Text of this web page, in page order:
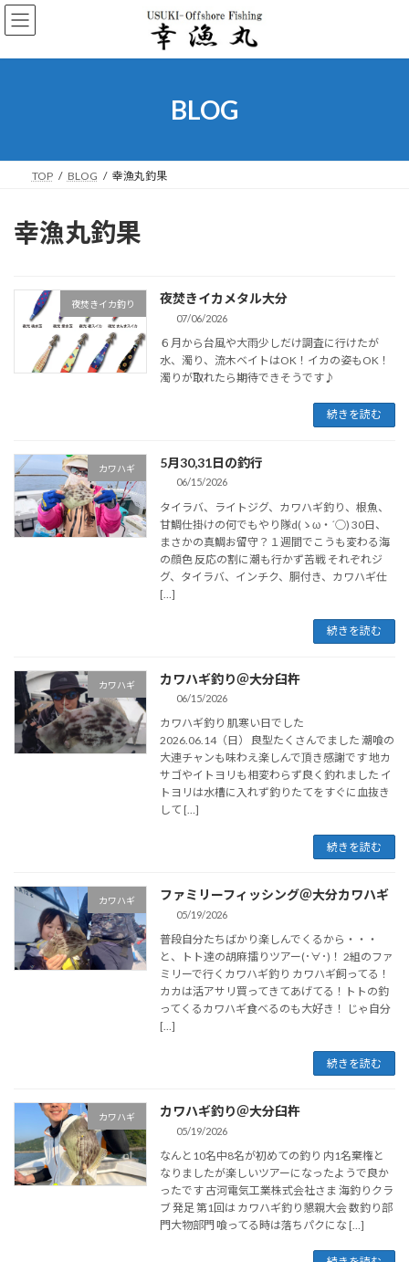
コ
ン
ン
ナ
ビ
ー
BLOG
TOP BLOG 幸漁丸釣果
幸漁丸釣果
夜焚きイカ釣り 夜焚きイカメタル大分
07/06/2026
６月から台風や大雨少しだけ調査に行けたが
水、濁り、流木ベイトはOK！イカの姿もOK！
濁りが取れたら期待できそうです♪
続きを読む
カワハギ 5月30,31日の釣行
06/15/2026
タイラバ、ライトジグ、カワハギ釣り、根魚、
甘鯛仕掛けの何でもやり隊d(ゝω・´○) 30日、
まさかの真鯛お留守？１週間でこうも変わる海
の顔色 反応の割に潮も行かず苦戦 それぞれジ
グ、タイラバ、インチク、胴付き、カワハギ仕
[…]
続きを読む
カワハギ カワハギ釣り＠大分臼杵
06/15/2026
カワハギ釣り 肌寒い日でした
2026.06.14（日） 良型たくさんでました 潮喰の
大連チャンも味わえ楽しんで頂き感謝です 地カ
サゴやイトヨリも相変わらず良く釣れました イ
トヨリは水槽に入れず釣りたてをすぐに血抜き
して […]
続きを読む
カワハギ ファミリーフィッシング＠大分カワハギ
05/19/2026
普段自分たちばかり楽しんでくるから・・・
と、トト達の胡麻擂りツアー(･∀･)！ 2組のファ
ミリーで行くカワハギ釣り カワハギ飼ってる！
カカは活アサリ買ってきてあげてる！トトの釣
ってくるカワハギ食べるのも大好き！ じゃ自分
[…]
続きを読む
カワハギ カワハギ釣り＠大分臼杵
05/19/2026
なんと10名中8名が初めての釣り 内1名棄権と
なりましたが楽しいツアーになったようで良か
ったです 古河電気工業株式会社さま 海釣りクラ
ブ 発足 第1回は カワハギ釣り懇親大会 数釣り部
門大物部門 喰ってる時は落ちパクにな […]